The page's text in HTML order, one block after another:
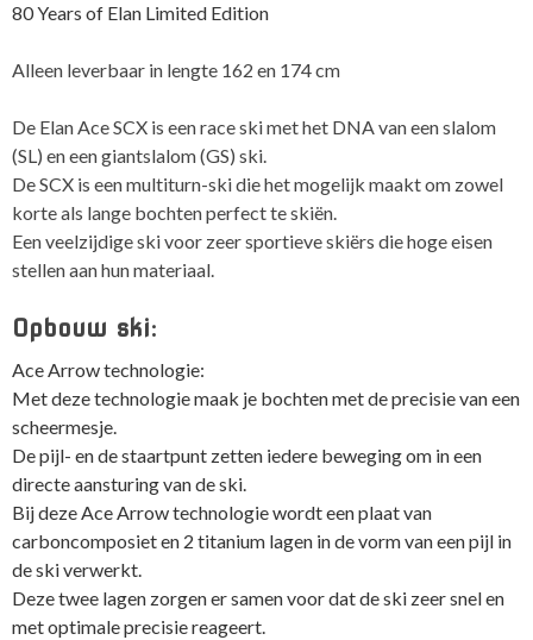
80 Years of Elan Limited Edition
Alleen leverbaar in lengte 162 en 174 cm
De Elan Ace SCX is een race ski met het DNA van een slalom
(SL) en een giantslalom (GS) ski.
De SCX is een multiturn-ski die het mogelijk maakt om zowel
korte als lange bochten perfect te skiën.
Een veelzijdige ski voor zeer sportieve skiërs die hoge eisen
stellen aan hun materiaal.
Opbouw ski:
Ace Arrow technologie:
Met deze technologie maak je bochten met de precisie van een
scheermesje.
De pijl- en de staartpunt zetten iedere beweging om in een
directe aansturing van de ski.
Bij deze Ace Arrow technologie wordt een plaat van
carboncomposiet en 2 titanium lagen in de vorm van een pijl in
de ski verwerkt.
Deze twee lagen zorgen er samen voor dat de ski zeer snel en
met optimale precisie reageert.